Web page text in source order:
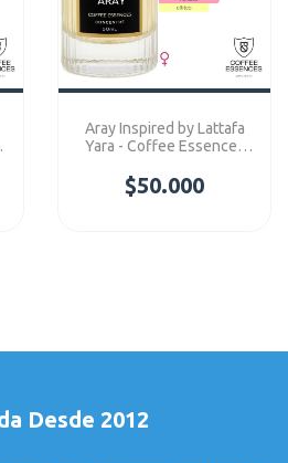
Aray Inspired by Lattafa
Yara - Coffee Essences
$50.000
Desde 2012